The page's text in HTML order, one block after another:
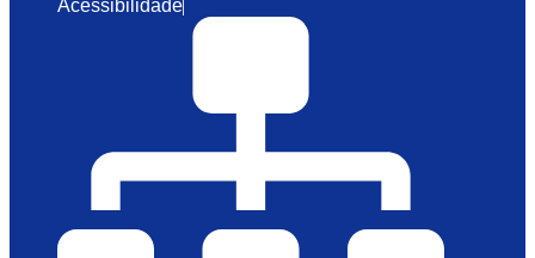
Acessibilidade